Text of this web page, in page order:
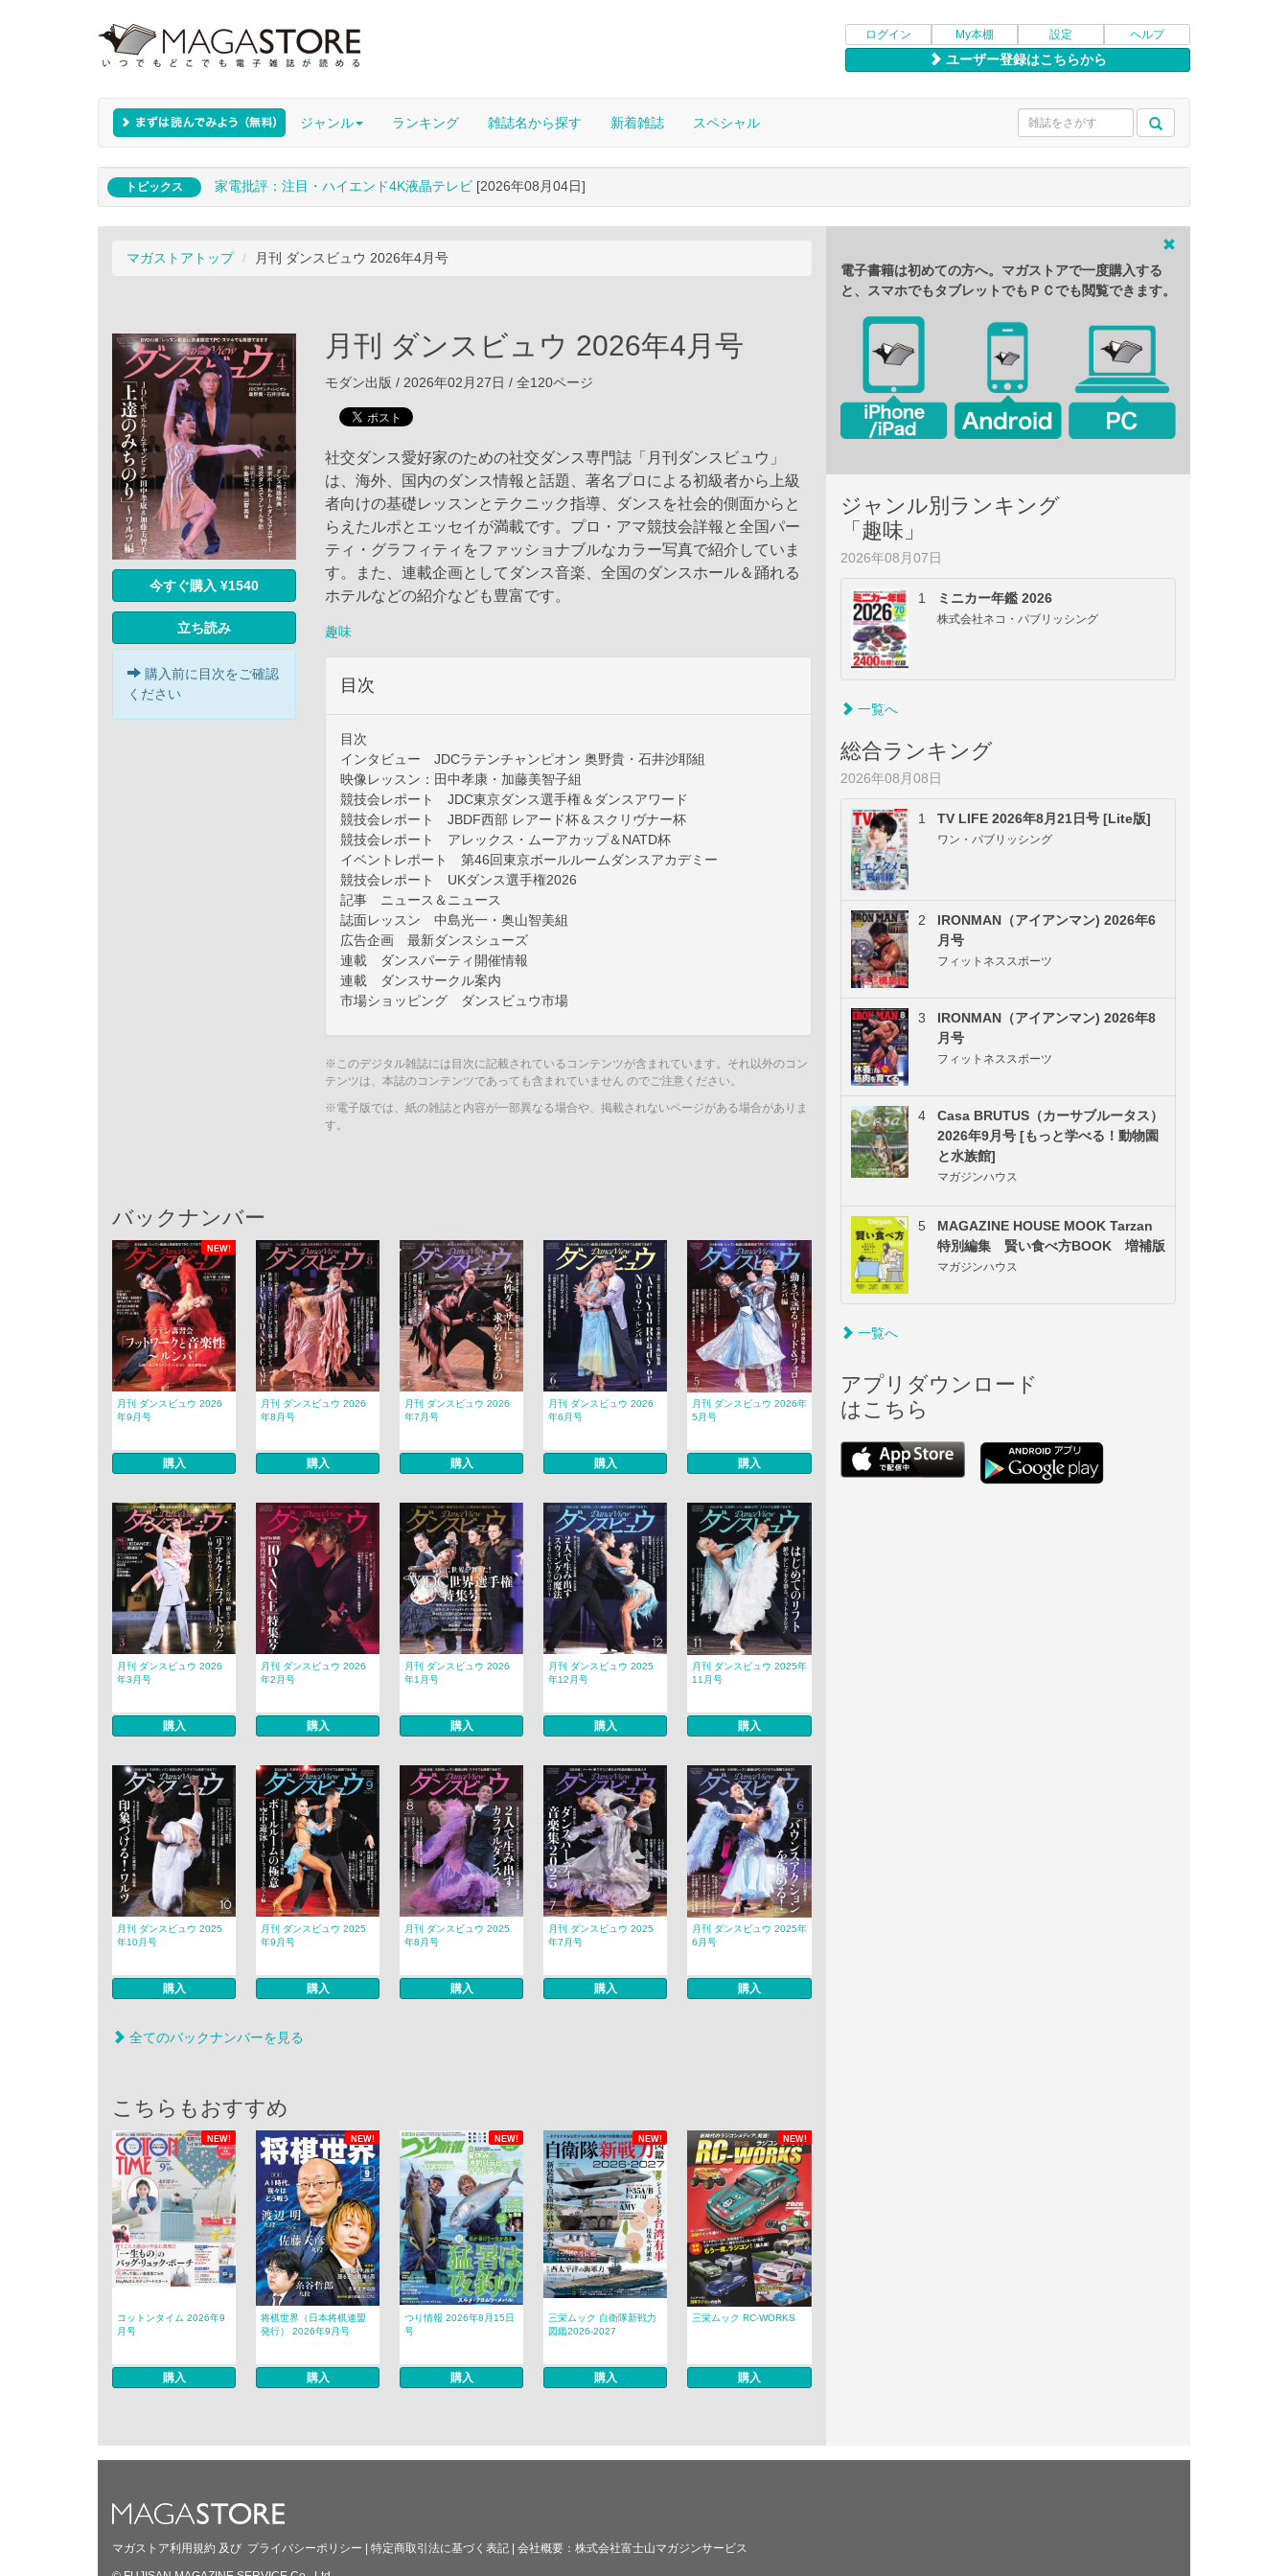
ログイン My本棚 設定 ヘルプ
ユーザー登録はこちらから
ジャンル ランキング 雑誌名から探す 新着雑誌 スペシャル
トピックス 家電批評：注目・ハイエンド4K液晶テレビ [2026年08月04日]
マガストアトップ 月刊 ダンスビュウ 2026年4月号
今すぐ購入 ¥1540
立ち読み
購入前に目次をご確認
ください
月刊 ダンスビュウ 2026年4月号
モダン出版 / 2026年02月27日 / 全120ページ
社交ダンス愛好家のための社交ダンス専門誌「月刊ダンスビュウ」
は、海外、国内のダンス情報と話題、著名プロによる初級者から上級
者向けの基礎レッスンとテクニック指導、ダンスを社会的側面からと
らえたルポとエッセイが満載です。プロ・アマ競技会詳報と全国パー
ティ・グラフィティをファッショナブルなカラー写真で紹介していま
す。また、連載企画としてダンス音楽、全国のダンスホール＆踊れる
ホテルなどの紹介なども豊富です。
趣味
目次
目次
インタビュー JDCラテンチャンピオン 奥野貴・石井沙耶組
映像レッスン：田中孝康・加藤美智子組
競技会レポート JDC東京ダンス選手権＆ダンスアワード
競技会レポート JBDF西部 レアード杯＆スクリヴナー杯
競技会レポート アレックス・ムーアカップ＆NATD杯
イベントレポート 第46回東京ボールルームダンスアカデミー
競技会レポート UKダンス選手権2026
記事 ニュース＆ニュース
誌面レッスン 中島光一・奥山智美組
広告企画 最新ダンスシューズ
連載 ダンスパーティ開催情報
連載 ダンスサークル案内
市場ショッピング ダンスビュウ市場
※このデジタル雑誌には目次に記載されているコンテンツが含まれています。それ以外のコン
テンツは、本誌のコンテンツであっても含まれていません のでご注意ください。
※電子版では、紙の雑誌と内容が一部異なる場合や、掲載されないページがある場合がありま
す。
バックナンバー
NEW!
月刊 ダンスビュウ 2026
年9月号
購入
月刊 ダンスビュウ 2026
年8月号
購入
月刊 ダンスビュウ 2026
年7月号
購入
月刊 ダンスビュウ 2026
年6月号
購入
月刊 ダンスビュウ 2026年
5月号
購入
月刊 ダンスビュウ 2026
年3月号
購入
月刊 ダンスビュウ 2026
年2月号
購入
月刊 ダンスビュウ 2026
年1月号
購入
月刊 ダンスビュウ 2025
年12月号
購入
月刊 ダンスビュウ 2025年
11月号
購入
月刊 ダンスビュウ 2025
年10月号
購入
月刊 ダンスビュウ 2025
年9月号
購入
月刊 ダンスビュウ 2025
年8月号
購入
月刊 ダンスビュウ 2025
年7月号
購入
月刊 ダンスビュウ 2025年
6月号
購入
全てのバックナンバーを見る
こちらもおすすめ
NEW! NEW! NEW! NEW! NEW!
コットンタイム 2026年9
月号
購入
将棋世界（日本将棋連盟
発行） 2026年9月号
購入
つり情報 2026年8月15日
号
購入
三栄ムック 自衛隊新戦力
図鑑2026-2027
購入
三栄ムック RC-WORKS
購入
電子書籍は初めての方へ。マガストアで一度購入する
と、スマホでもタブレットでもＰＣでも閲覧できます。
ジャンル別ランキング
「趣味」
2026年08月07日
1 ミニカー年鑑 2026
株式会社ネコ・パブリッシング
一覧へ
総合ランキング
2026年08月08日
1 TV LIFE 2026年8月21日号 [Lite版]
ワン・パブリッシング
2
IRONMAN（アイアンマン) 2026年6
月号
フィットネススポーツ
3
IRONMAN（アイアンマン) 2026年8
月号
フィットネススポーツ
4
Casa BRUTUS（カーサブルータス）
2026年9月号 [もっと学べる！動物園
と水族館]
マガジンハウス
5
MAGAZINE HOUSE MOOK Tarzan
特別編集 賢い食べ方BOOK 増補版
マガジンハウス
一覧へ
アプリダウンロード
はこちら
マガストア利用規約 及び プライバシーポリシー 特定商取引法に基づく表記 会社概要： 株式会社富士山マガジンサービス